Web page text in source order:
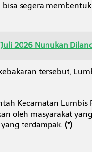
segera
2026 Nunukan
tersebut,
Kecamatan Lumbis
oleh masyarakat
terdampak. (*)